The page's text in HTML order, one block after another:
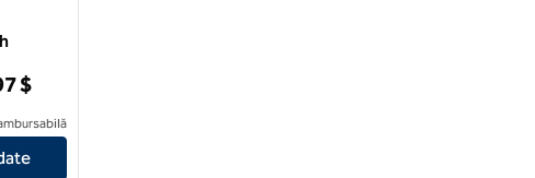
Pleasant Grove Provo North
$